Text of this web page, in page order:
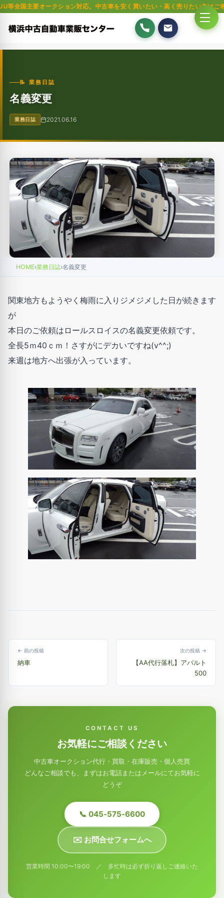
クション対応。中古車を安く買いたい・高く売りたい方はご相談ください
📝 業務日誌
名義変更
業務日誌 2021.06.16
HOME›業務日誌›名義変更
関東地方もようやく梅雨に入りジメジメした日が続きます
が
本日のご依頼はロールスロイスの名義変更依頼です。
全長5ｍ40ｃｍ！さすがにデカいですね(v^^;)
来週は地方へ出張が入っています。
← 前の投稿
納車
次の投稿 →
【AA代行落札】アバルト
500
CONTACT US
お気軽にご相談ください
中古車オークション代行・買取・在庫販売・個人売買
どんなご相談でも、まずはお電話またはメールにてお気軽に
どうぞ
📞 045-575-6600
✉️ お問合せフォームへ
営業時間 10:00〜19:00 ／ 多忙時は必ず折り返しご連絡いた
します